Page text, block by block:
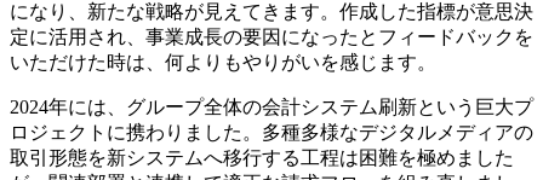
になり、新たな戦略が見えてきます。作成した指標が意思決
定に活用され、事業成長の要因になったとフィードバックを
いただけた時は、何よりもやりがいを感じます。
2024年には、グループ全体の会計システム刷新という巨大プ
ロジェクトに携わりました。多種多様なデジタルメディアの
取引形態を新システムへ移行する工程は困難を極めました